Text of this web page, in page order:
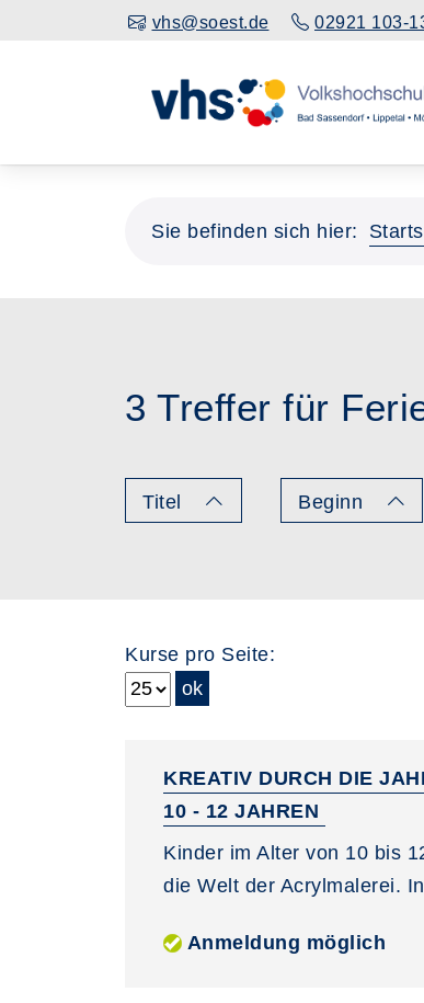
vhs@soest.de 02921 103-
Sie befinden sich hier:
3 Treffer für
Titel Beginn
Kurse pro Seite:
KREATIV DURCH DIE
10 - 12 JAHREN
Kinder im Alter von 10 bis
die Welt der Acrylmalerei.
Anmeldung möglich